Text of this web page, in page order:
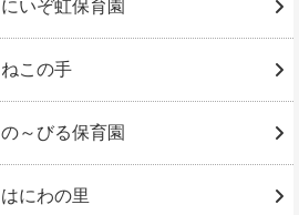
にいぞ虹保育園
ねこの手
の～びる保育園
はにわの里